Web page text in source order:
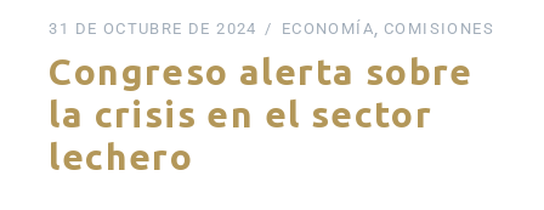
31 DE OCTUBRE DE 2024 ECONOMÍA COMISIONES
Congreso alerta sobre
la crisis en el sector
lechero